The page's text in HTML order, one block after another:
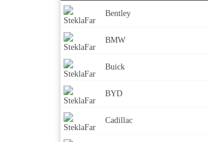
Bentley
BMW
Buick
BYD
Cadillac